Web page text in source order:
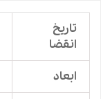
تاریخ
انقضا
ابعاد